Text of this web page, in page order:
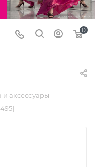
0
и аксессуары —